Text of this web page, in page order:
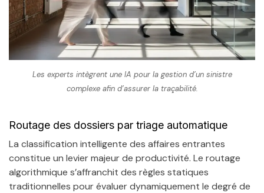
Les experts intègrent une IA pour la gestion d’un sinistre
complexe afin d’assurer la traçabilité.
Routage des dossiers par triage automatique
La classification intelligente des affaires entrantes
constitue un levier majeur de productivité. Le routage
algorithmique s’affranchit des règles statiques
traditionnelles pour évaluer dynamiquement le degré de